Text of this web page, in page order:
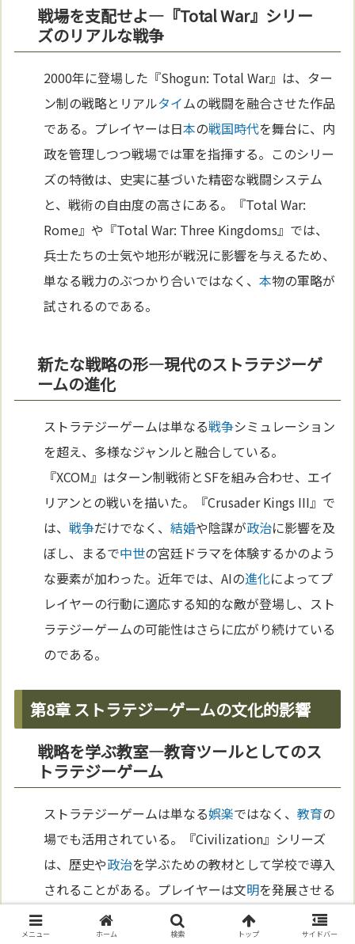
戦場を支配せよ—『Total War』シリー
ズのリアルな戦争
2000年に登場した『Shogun: Total War』は、ター
ン制の戦略とリアルタイムの戦闘を融合させた作品
である。プレイヤーは日本の戦国時代を舞台に、内
政を管理しつつ戦場では軍を指揮する。このシリー
ズの特徴は、史実に基づいた精密な戦闘システム
と、戦術の自由度の高さにある。『Total War:
Rome』や『Total War: Three Kingdoms』では、
兵士たちの士気や地形が戦況に影響を与えるため、
単なる戦力のぶつかり合いではなく、本物の軍略が
試されるのである。
新たな戦略の形—現代のストラテジーゲ
ームの進化
ストラテジーゲームは単なる戦争シミュレーション
を超え、多様なジャンルと融合している。
『XCOM』はターン制戦術とSFを組み合わせ、エイ
リアンとの戦いを描いた。『Crusader Kings III』で
は、戦争だけでなく、結婚や陰謀が政治に影響を及
ぼし、まるで中世の宮廷ドラマを体験するかのよう
な要素が加わった。近年では、AIの進化によってプ
レイヤーの行動に適応する知的な敵が登場し、スト
ラテジーゲームの可能性はさらに広がり続けている
のである。
第8章 ストラテジーゲームの文化的影響
戦略を学ぶ教室—教育ツールとしてのス
トラテジーゲーム
ストラテジーゲームは単なる娯楽ではなく、教育の
場でも活用されている。『Civilization』シリーズ
は、歴史や政治を学ぶための教材として学校で導入
されることがある。プレイヤーは文明を発展させる
過程で、実際の歴史的な出来事や指導者の決断を疑
似体験できる。例えば、科学 の研究や外交交渉
メニュー ホーム 検索 トップ サイドバー